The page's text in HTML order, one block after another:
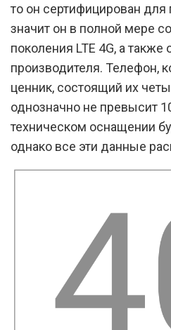
то он сертифицирован
значит он в полной мере
поколения LTE 4G, а
производителя. Телефон,
ценник, состоящий их
однозначно не превысит
техническом оснащении
однако все эти данные